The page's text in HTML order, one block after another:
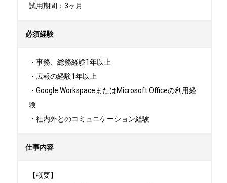
試用期間：3ヶ月
必須経験
・事務、総務経験1年以上
・広報の経験1年以上
・Google WorkspaceまたはMicrosoft Officeの利用経
験
・社内外とのコミュニケーション経験
仕事内容
【概要】